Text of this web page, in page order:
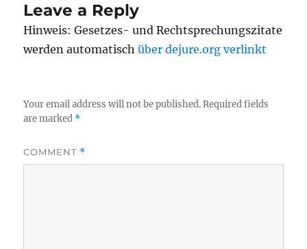
Leave a Reply
Hinweis: Gesetzes- und Rechtsprechungszitate
werden automatischüber dejure.org verlinkt
Your email address will not be published. Required fields
are marked *
COMMENT *